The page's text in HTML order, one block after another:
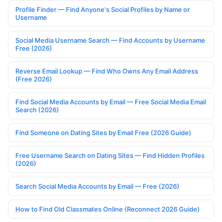
Profile Finder — Find Anyone's Social Profiles by Name or
Username
Social Media Username Search — Find Accounts by Username
Free (2026)
Reverse Email Lookup — Find Who Owns Any Email Address
(Free 2026)
Find Social Media Accounts by Email — Free Social Media Email
Search (2026)
Find Someone on Dating Sites by Email Free (2026 Guide)
Free Username Search on Dating Sites — Find Hidden Profiles
(2026)
Search Social Media Accounts by Email — Free (2026)
How to Find Old Classmates Online (Reconnect 2026 Guide)